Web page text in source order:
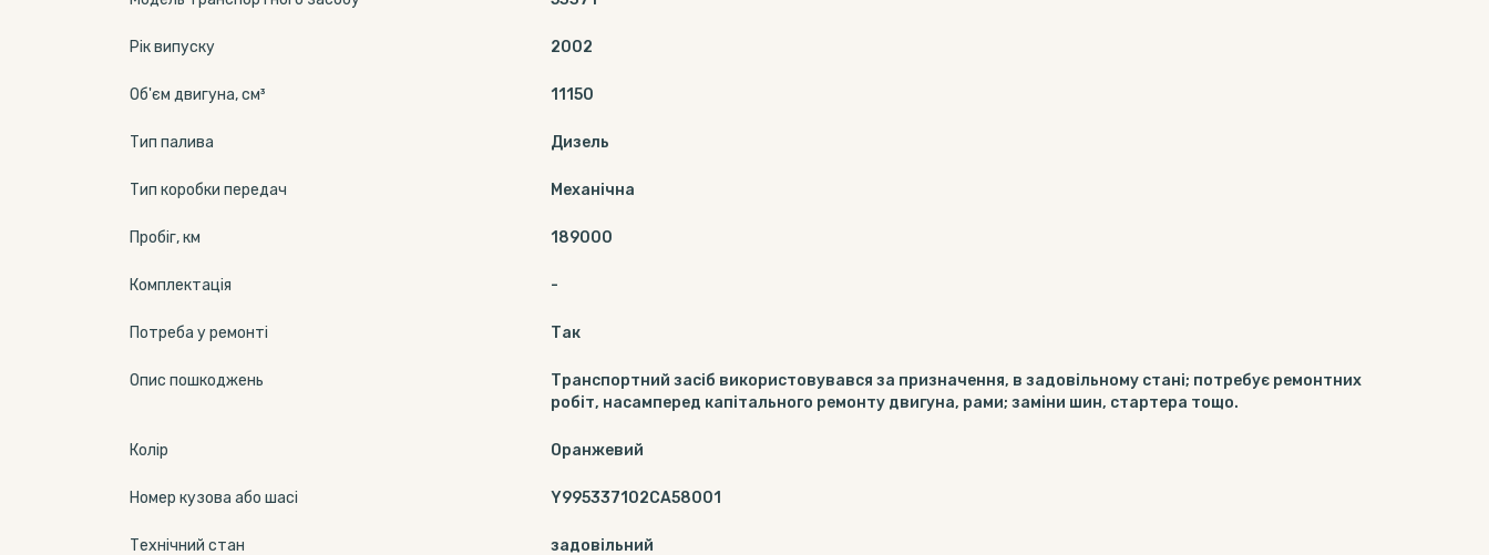
Рік випуску 2002
Об'єм двигуна, см³ 11150
Тип палива Дизель
Тип коробки передач Механічна
Пробіг, км 189000
Комплектація -
Потреба у ремонті Так
Опис пошкоджень
Транспортний засіб використовувався за призначення, в задовільному стані; потребує ремонтних
робіт, насамперед капітального ремонту двигуна, рами; заміни шин, стартера тощо.
Колір Оранжевий
Номер кузова або шасі Y995337102CA58001
Технічний стан задовільний